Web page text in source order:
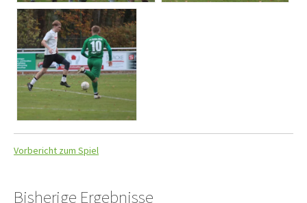
Vorbericht zum Spiel
Bisherige Ergebnisse